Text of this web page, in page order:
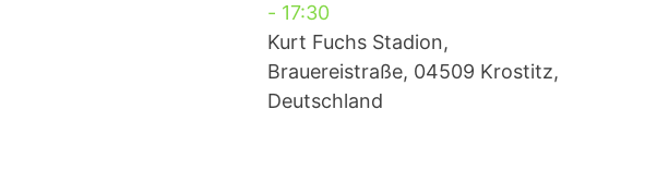
- 17:30
Kurt Fuchs Stadion,
Brauereistraße, 04509 Krostitz,
Deutschland